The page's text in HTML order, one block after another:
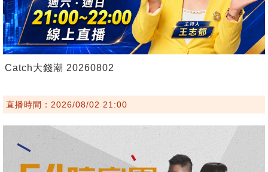
Catch大錢潮 20260802
直播時間：2026/08/02 21:00